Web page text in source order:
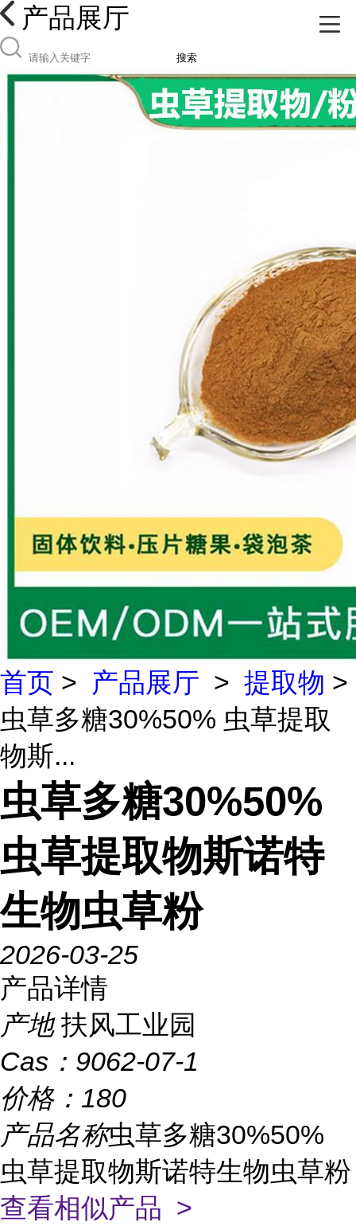
产品展厅
搜索
首页 > 产品展厅 > 提取物 >
虫草多糖30%50% 虫草提取
物斯...
虫草多糖30%50%
虫草提取物斯诺特
生物虫草粉
2026-03-25
产品详情
产地 扶风工业园
Cas： 9062-07-1
价格： 180
产品名称虫草多糖30%50%
虫草提取物斯诺特生物虫草粉
查看相似产品 >